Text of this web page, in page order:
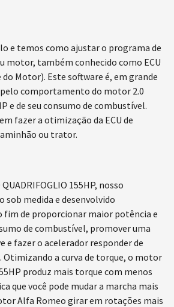
e temos como ajustar o programa de
motor, também conhecido como ECU
Motor). Este software é, em grande
comportamento do motor 2.0
e de seu consumo de combustível.
fazer a otimização da ECU de
ou trator.
155HP, nosso
medida e desenvolvido
fim de proporcionar maior potência e
de combustível, promover uma
e fazer o acelerador responder de
a curva de torque, o motor
produz mais torque com menos
que você pode mudar a marcha mais
Alfa Romeo girar em rotações mais